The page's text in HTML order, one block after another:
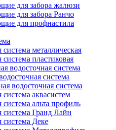
для забора жалюзи
для забора Ранчо
для профнастила
система металлическая
система пластиковая
водосточная система
система
водосточная система
система аквасистем
система альта профиль
система Гранд Лайн
система Деке